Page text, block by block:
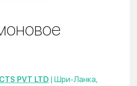
PVT LTD | Шри-Ланка,